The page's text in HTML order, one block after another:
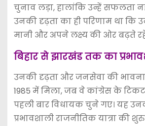
चुनाव लड़ा, हालांकि उन्हें सफलता
उनकी दृढ़ता का ही परिणाम था कि
मानी और अपने लक्ष्य की ओर बढ़ते
बिहार से झारखंड तक का
उनकी दृढ़ता और जनसेवा की भावना
1985 में मिला, जब वे कांग्रेस के टिकट
पहली बार विधायक चुने गए। यह
प्रभावशाली राजनीतिक यात्रा की